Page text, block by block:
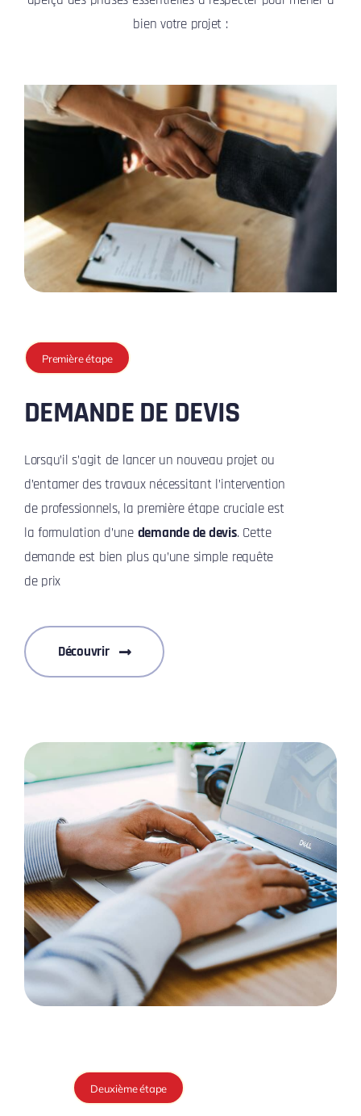
bien votre projet :
Première étape
DEMANDE DE DEVIS
Lorsqu’il s’agit de lancer un nouveau projet ou
d’entamer des travaux nécessitant l’intervention
de professionnels, la première étape cruciale est
la formulation d’une demande de devis. Cette
demande est bien plus qu’une simple requête
de prix
Découvrir
Deuxième étape